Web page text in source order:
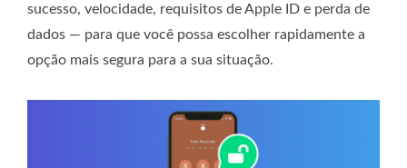
sucesso, velocidade, requisitos de Apple ID e perda de
dados — para que você possa escolher rapidamente a
opção mais segura para a sua situação.